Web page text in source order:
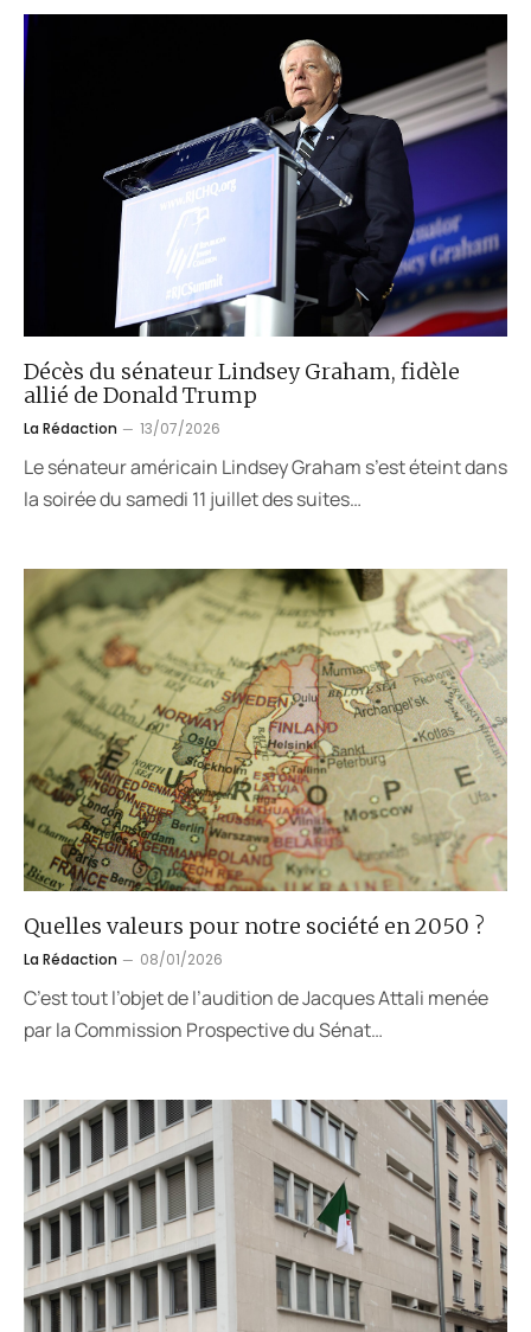
Décès du sénateur Lindsey Graham, fidèle
allié de Donald Trump
La Rédaction 13/07/2026
Le sénateur américain Lindsey Graham s’est éteint dans
la soirée du samedi 11 juillet des suites…
Quelles valeurs pour notre société en 2050 ?
La Rédaction 08/01/2026
C’est tout l’objet de l’audition de Jacques Attali menée
par la Commission Prospective du Sénat…